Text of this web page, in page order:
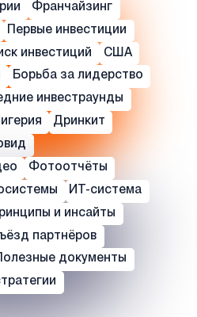
Франчайзинг
Первые инвестиции
инвестиций США
Борьба за лидерство
инвестраунды
Дринкит
Фотоотчёты
ИТ-система
и инсайты
партнёров
Полезные документы